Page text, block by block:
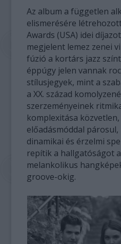
Az album a független
elismerésére
Awards (USA) idei
megjelent lemez zenei
fúzió a kortárs jazz
éppúgy jelen vannak
stílusjegyek, mint a
a XX. század
szerzeményeinek
komplexitása
előadásmóddal
dinamikai és érzelmi
repítik a hallgatóságot
melankolikus
groove-okig.